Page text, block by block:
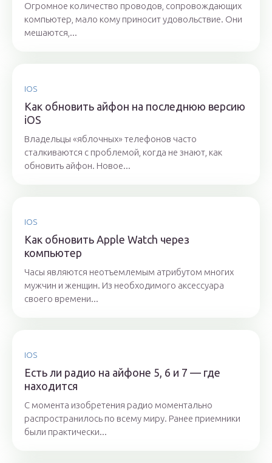
Огромное количество проводов, сопровождающих
компьютер, мало кому приносит удовольствие. Они
мешаются,...
IOS
Как обновить айфон на последнюю версию
iOS
Владельцы «яблочных» телефонов часто
сталкиваются с проблемой, когда не знают, как
обновить айфон. Новое...
IOS
Как обновить Apple Watch через
компьютер
Часы являются неотъемлемым атрибутом многих
мужчин и женщин. Из необходимого аксессуара
своего времени...
IOS
Есть ли радио на айфоне 5, 6 и 7 — где
находится
С момента изобретения радио моментально
распространилось по всему миру. Ранее приемники
были практически...